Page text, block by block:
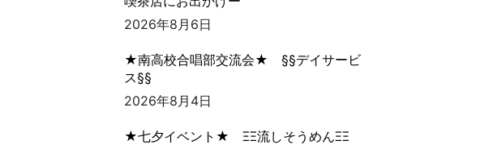
2026年8月6日
★南高校合唱部交流会★ §§デイサービ
ス§§
2026年8月4日
★七夕イベント★ ΞΞ流しそうめんΞΞ